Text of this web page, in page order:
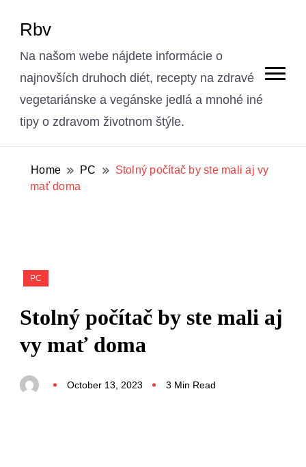
Rbv
Na našom webe nájdete informácie o
najnovších druhoch diét, recepty na zdravé
vegetariánske a vegánske jedlá a mnohé iné
tipy o zdravom životnom štýle.
Home PC
Stolný počítač by ste mali aj vy
mať doma
PC
Stolný počítač by ste mali aj
vy mať doma
October 13, 2023 3 Min Read